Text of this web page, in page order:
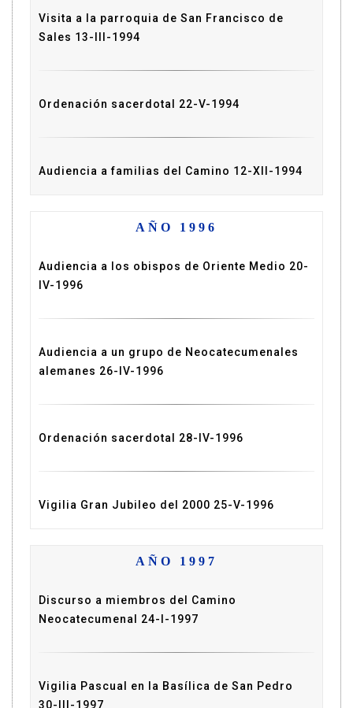
Visita a la parroquia de San Francisco de
Sales 13-III-1994
Ordenación sacerdotal 22-V-1994
Audiencia a familias del Camino 12-XII-1994
AÑO 1996
Audiencia a los obispos de Oriente Medio 20-
IV-1996
Audiencia a un grupo de Neocatecumenales
alemanes 26-IV-1996
Ordenación sacerdotal 28-IV-1996
Vigilia Gran Jubileo del 2000 25-V-1996
AÑO 1997
Discurso a miembros del Camino
Neocatecumenal 24-I-1997
Vigilia Pascual en la Basílica de San Pedro
30-III-1997